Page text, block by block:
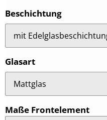
Beschichtungauswählen
Glasartauswählen
Maße Frontelement